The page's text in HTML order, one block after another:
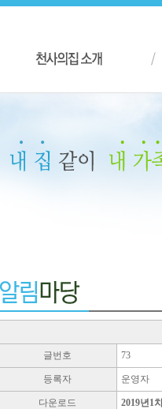
글번호 73
등록자 운영자
다운로드 2019년1